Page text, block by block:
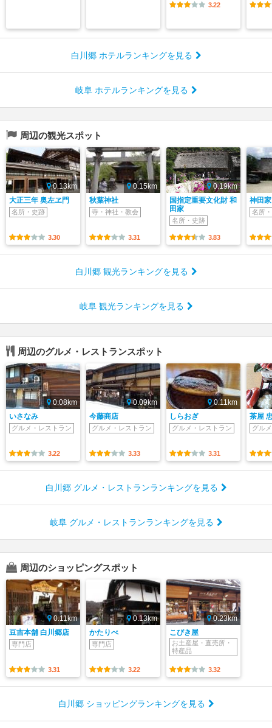
3.22
白川郷 ホテルランキングを見る
岐阜 ホテルランキングを見る
周辺の観光スポット
0.13km
大正三年 奥左ヱ門
名所・史跡
3.30
0.15km
秋葉神社
寺・神社・教会
3.31
0.19km
国指定重要文化財 和
田家
名所・史跡
3.83
神田家
名所
白川郷 観光ランキングを見る
岐阜 観光ランキングを見る
周辺のグルメ・レストランスポット
0.08km
いさなみ
グルメ・レストラン
3.22
0.09km
今藤商店
グルメ・レストラン
3.33
0.11km
しらおぎ
グルメ・レストラン
3.31
茶屋
グル
白川郷 グルメ・レストランランキングを見る
岐阜 グルメ・レストランランキングを見る
周辺のショッピングスポット
0.11km
豆吉本舗 白川郷店
専門店
3.31
0.13km
かたりべ
専門店
3.22
0.23km
こびき屋
お土産屋・直売所・
特産品
3.32
白川郷 ショッピングランキングを見る